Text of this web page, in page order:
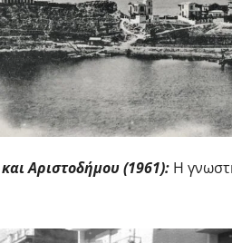
Αριστοδήμου (1961): Η